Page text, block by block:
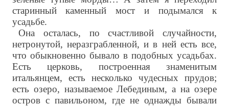
старинный каменный мост и подымался к
усадьбе.
Она осталась, по счастливой случайности,
нетронутой, неразграбленной, и в ней есть все,
что обыкновенно бывало в подобных усадьбах.
Есть церковь, построенная знаменитым
итальянцем, есть несколько чудесных прудов;
есть озеро, называемое Лебединым, а на озере
остров с павильоном, где не однажды бывали